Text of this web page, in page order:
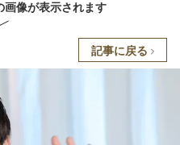
画像が表示されます
記事に戻る